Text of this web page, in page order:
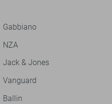
Gabbiano
NZA
Jack & Jones
Vanguard
Ballin